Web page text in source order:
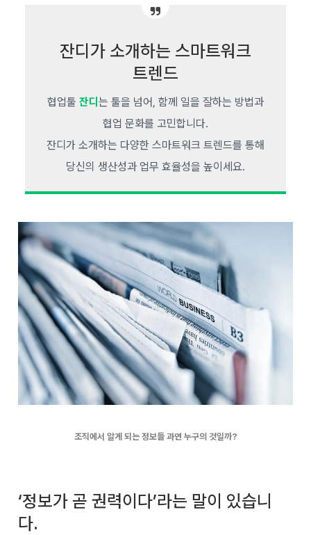
잔디가 소개하는 스마트워크
트렌드
협업툴 잔디 는 툴을 넘어, 함께 일을 잘하는 방법과
협업 문화를 고민합니다.
잔디가 소개하는 다양한 스마트워크 트렌드를 통해
당신의 생산성과 업무 효율성을 높이세요.
조직에서 알게 되는 정보들 과연 누구의 것일까?
‘정보가 곧 권력이다’라는 말이 있습니
다.